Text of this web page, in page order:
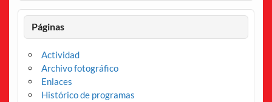
Páginas
Actividad
Archivo fotográfico
Enlaces
Histórico de programas